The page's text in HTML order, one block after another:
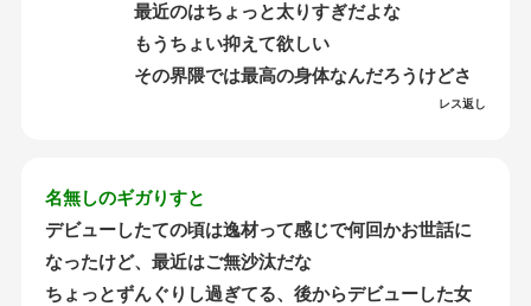
最近のはちょっと太りすぎだよな
もうちょい抑えて欲しい
その界隈では最高の身体なんだろうけどさ
レス返し
名無しのギガりすと
デビューしたての頃は逸材って感じで何回かお世話に
なったけど、最近はご無沙汰だな
ちょっとずんぐりし過ぎてる、後からデビューした女